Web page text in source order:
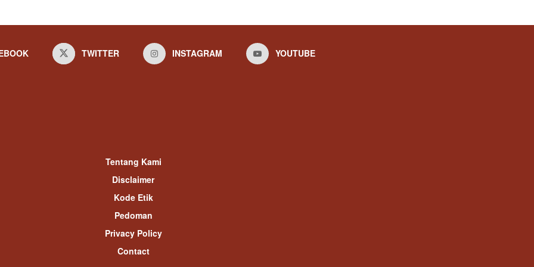
TWITTER INSTAGRAM YOUTUBE
Tentang Kami
Disclaimer
Kode Etik
Pedoman
Privacy Policy
Contact